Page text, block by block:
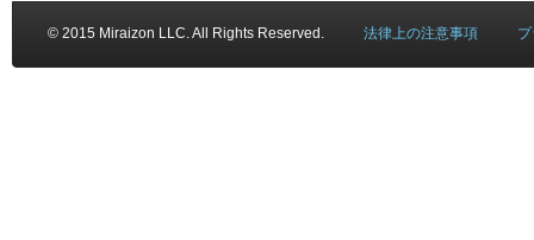
© 2015 Miraizon LLC. All Rights Reserved. 法律上の注意事項